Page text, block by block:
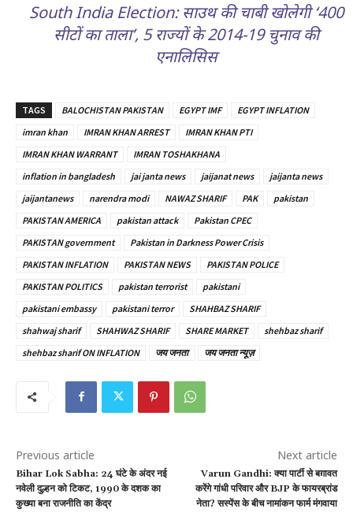
South India Election: साउथ की चाबी खोलेगी ‘400
सीटों का ताला’, 5 राज्यों के 2014-19 चुनाव की
एनालिसिस
TAGS BALOCHISTAN PAKISTAN EGYPT IMF
EGYPT INFLATION
imran khan
IMRAN KHAN ARREST
IMRAN KHAN PTI
IMRAN KHAN WARRANT
IMRAN TOSHAKHANA
inflation in bangladesh
jai janta news jaijanat news
jaijanta news
jaijantanews
narendra modi NAWAZ SHARIF PAK
pakistan
PAKISTAN AMERICA
pakistan attack
Pakistan CPEC
PAKISTAN government
Pakistan in Darkness Power Crisis
PAKISTAN INFLATION
PAKISTAN NEWS
PAKISTAN POLICE
PAKISTAN POLITICS
pakistan terrorist
pakistani
pakistani embassy
pakistani terror
SHAHBAZ SHARIF
shahwaj sharif
SHAHWAZ SHARIF SHARE MARKET
shehbaz sharif
shehbaz sharif ON INFLATION
जय जनता जय जनता न्यूज़
Previous article
Bihar Lok Sabha: 24 घंटे के अंदर नई
नवेली दुल्हन को टिकट, 1990 के दशक का
कुख्या बना राजनीति का केंद्र
Next article
Varun Gandhi: क्या पार्टी से बग़ावत
करेंगे गांधी परिवार और BJP के फायरब्रांड
नेता? सस्पेंस के बीच नामांकन फार्म मंगवाया